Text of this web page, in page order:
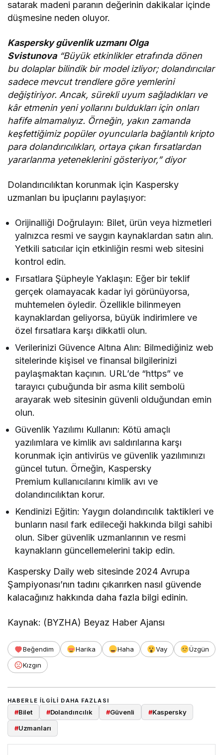
satarak madeni paranın değerinin dakikalar içinde
düşmesine neden oluyor.
Kaspersky güvenlik uzmanı Olga
Svistunova“Büyük etkinlikler etrafında dönen
bu dolaplar bilindik bir model izliyor; dolandırıcılar
sadece mevcut trendlere göre yemlerini
değiştiriyor. Ancak, sürekli uyum sağladıkları ve
kâr etmenin yeni yollarını buldukları için onları
hafife almamalıyız. Örneğin, yakın zamanda
keşfettiğimiz popüler oyuncularla bağlantılı kripto
para dolandırıcılıkları, ortaya çıkan fırsatlardan
yararlanma yeteneklerini gösteriyor,” diyor
Dolandırıcılıktan korunmak için Kaspersky
uzmanları bu ipuçlarını paylaşıyor:
Orijinalliği Doğrulayın: Bilet, ürün veya hizmetleri
yalnızca resmi ve saygın kaynaklardan satın alın.
Yetkili satıcılar için etkinliğin resmi web sitesini
kontrol edin.
Fırsatlara Şüpheyle Yaklaşın: Eğer bir teklif
gerçek olamayacak kadar iyi görünüyorsa,
muhtemelen öyledir. Özellikle bilinmeyen
kaynaklardan geliyorsa, büyük indirimlere ve
özel fırsatlara karşı dikkatli olun.
Verilerinizi Güvence Altına Alın: Bilmediğiniz web
sitelerinde kişisel ve finansal bilgilerinizi
paylaşmaktan kaçının. URL’de “https” ve
tarayıcı çubuğunda bir asma kilit sembolü
arayarak web sitesinin güvenli olduğundan emin
olun.
Güvenlik Yazılımı Kullanın: Kötü amaçlı
yazılımlara ve kimlik avı saldırılarına karşı
korunmak için antivirüs ve güvenlik yazılımınızı
güncel tutun. Örneğin, Kaspersky
Premium kullanıcılarını kimlik avı ve
dolandırıcılıktan korur.
Kendinizi Eğitin: Yaygın dolandırıcılık taktikleri ve
bunların nasıl fark edileceği hakkında bilgi sahibi
olun. Siber güvenlik uzmanlarının ve resmi
kaynakların güncellemelerini takip edin.
Kaspersky Daily web sitesinde 2024 Avrupa
Şampiyonası’nın tadını çıkarırken nasıl güvende
kalacağınız hakkında daha fazla bilgi edinin.
Kaynak: (BYZHA) Beyaz Haber Ajansı
Beğendim Harika Haha Vay
Üzgün
Kızgın
HABERLE ILGILI DAHA FAZLASI
#Bilet #Dolandırıcılık #Güvenli #Kaspersky
#Uzmanları